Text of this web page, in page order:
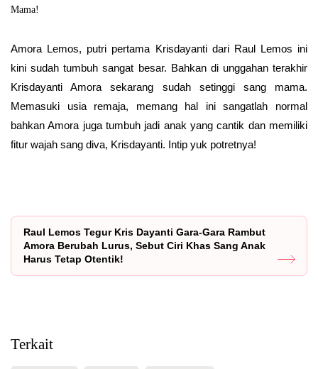
Mama!
Amora Lemos, putri pertama Krisdayanti dari Raul Lemos ini
kini sudah tumbuh sangat besar. Bahkan di unggahan terakhir
Krisdayanti Amora sekarang sudah setinggi sang mama.
Memasuki usia remaja, memang hal ini sangatlah normal
bahkan Amora juga tumbuh jadi anak yang cantik dan memiliki
fitur wajah sang diva, Krisdayanti. Intip yuk potretnya!
Raul Lemos Tegur Kris Dayanti Gara-Gara Rambut
Amora Berubah Lurus, Sebut Ciri Khas Sang Anak
Harus Tetap Otentik!
Terkait